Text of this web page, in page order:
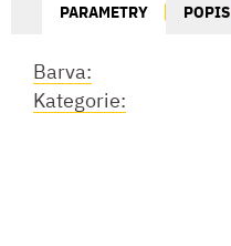
PARAMETRY POPIS
Barva:
Kategorie: